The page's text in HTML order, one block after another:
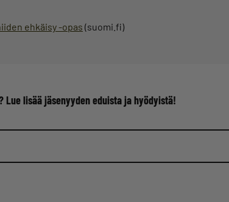
ehkäisy -opas (suomi.fi)
Lue lisää jäsenyyden eduista ja hyödyistä!